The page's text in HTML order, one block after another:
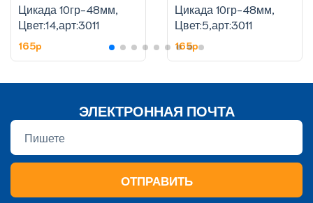
Цикада 10гр-48мм,
Цвет:14,арт:3011
165p
Цикада 10гр-48мм,
Цвет:5,арт:3011
165p
ЭЛЕКТРОННАЯ ПОЧТА
ОТПРАВИТЬ